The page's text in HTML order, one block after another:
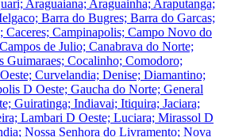
Araguaiana; Araguainha; Araputanga;
Barra do Bugres; Barra do Garcas;
Caceres; Campinapolis; Campo Novo do
de Julio; Canabrava do Norte;
Guimaraes; Cocalinho; Comodoro;
Curvelandia; Denise; Diamantino;
D Oeste; Gaucha do Norte; General
Guiratinga; Indiavai; Itiquira; Jaciara;
Lambari D Oeste; Luciara; Mirassol D
Nossa Senhora do Livramento; Nova